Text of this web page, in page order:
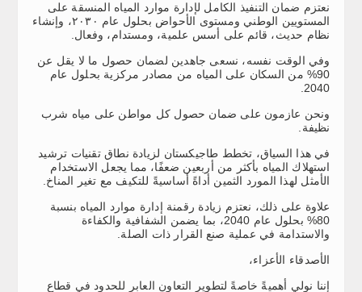
نعتزم ضمان التنفيذ الكامل لإدارة موارد المياه المنسقة على
المستويين الوطني ومستوى الأحواض بحلول عام ٢٠٣٠، وإنشاء
نظام حديث، قائم على أسس علمية، ومستدام، وفعال.
وفي الوقت نفسه، نسعى جاهدين لضمان حصول ما لا يقل عن
90% من السكان على المياه من مصادر مركزية بحلول عام
2040.
ونحن عازمون على ضمان حصول كل مواطن على مياه شرب
نظيفة.
في هذا السياق، تخطط طاجيكستان لزيادة نطاق تقنيات ترشيد
استهلاك المياه بأكثر من أربعين ضعفًا، مما يجعل الاستخدام
الأمثل لهذا المورد الثمين أداةً أساسيةً للتكيف مع تغير المناخ.
علاوة على ذلك، نعتزم زيادة رقمنة إدارة موارد المياه بنسبة
80% بحلول عام 2040، بما يضمن الشفافية والكفاءة
والاستدامة في عملية صنع القرار ذات الصلة.
الأصدقاء الأعزاء،
إننا نولي أهميةً خاصةً لتطوير التعاون العابر للحدود في قطاع